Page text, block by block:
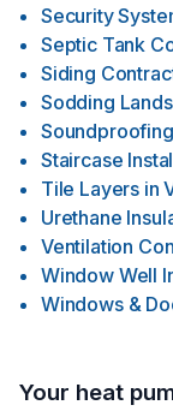
Security
Septic Tank
Siding
Sodding
Staircase
Tile Layers in
Urethane
Ventilation
Window Well
Windows &
Your heat